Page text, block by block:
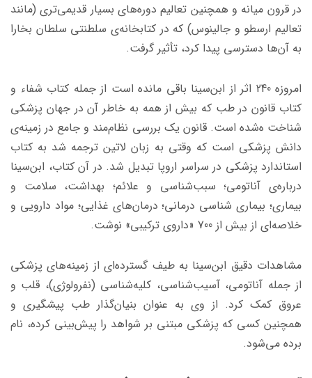
در قرون میانه و همچنین تعالیم دوره‌های بسیار قدیمی‌تری (مانند
تعالیم ارسطو و جالینوس) که در کتابخانه‌ی سلطنتی سلطان بخارا
به آن‌ها دسترسی پیدا کرد، تأثیر گرفت.
امروزه 240 اثر از ابن‌سینا باقی مانده است از جمله کتاب شفاء و
کتاب قانون در طب که بیش از همه به خاطر آن در جهان پزشکی
شناخت ه‌شده است. قانون یک بررسی نظام‌مند و جامع در زمینه‌ی
دانش پزشکی است که وقتی به زبان لاتین ترجمه شد به کتاب
استاندارد پزشکی در سراسر اروپا تبدیل شد. در آن کتاب، ابن‌سینا
درباره‌ی آناتومی؛ سبب‌شناسی و علائم؛ بهداشت، سلامت و
بیماری؛ بیماری شناسی درمانی؛ درمان‌های غذایی؛ مواد دارویی و
خلاصه‌ای از بیش از 700 «داروی ترکیبی» نوشت.
مشاهدات دقیق ابن‌سینا به طیف گسترده‌ای از زمینه‌های پزشکی
از جمله آناتومی، آسیب‌شناسی، کلیه‌شناسی (نفرولوژی)، قلب و
عروق کمک کرد. از وی به عنوان بنیان‌گذار طب پیشگیری و
همچنین کسی که پزشکی مبتنی بر شواهد را پیش‌بینی کرده، نام
برده می‌شود.